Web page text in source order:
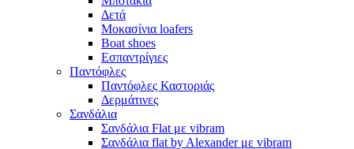
Δετά
Μοκασίνια loafers
Boat shoes
Εσπαντρίγιες
Παντόφλες
Παντόφλες Καστοριάς
Δερμάτινες
Σανδάλια
Σανδάλια Flat με vibram
Σανδάλια flat by Alexander με vibram